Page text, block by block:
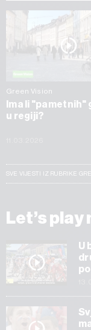
Green Vision
Ima li "pametnih"
u regiji?
SVE VIJESTI IZ RUBRIKE
Let’s play
U